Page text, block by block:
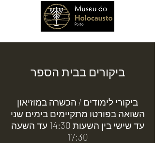
ביקורים בבית הספר
ביקורי לימודים / הכשרה במוזיאון
השואה בפורטו מתקיימים בימים שני
עד שישי בין השעות 14:30 עד השעה
17:30